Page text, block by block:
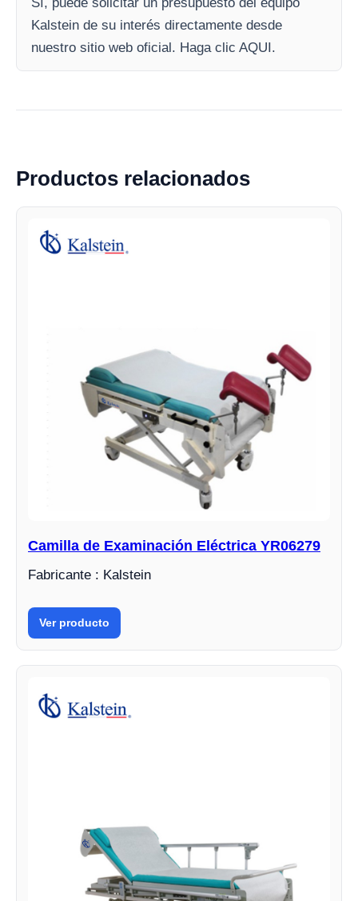
Kalstein de su interés directamente desde
nuestro sitio web oficial. Haga clic AQUI.
Productos relacionados
Camilla de Examinación Eléctrica YR06279
Fabricante : Kalstein
Ver producto